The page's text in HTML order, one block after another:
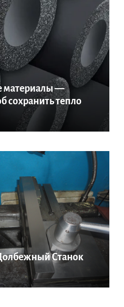
материалы —
сохранить тепло
Станок